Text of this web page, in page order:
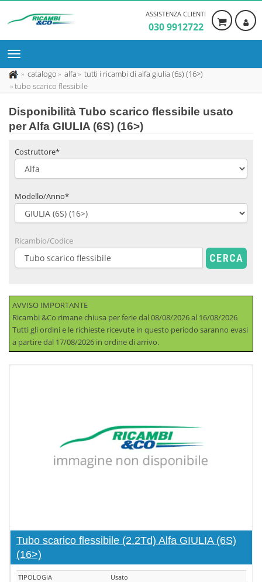
ASSISTENZA CLIENTI
030 9912722
catalogo alfa
tutti i ricambi di alfa giulia (6s) (16>)
tubo scarico flessibile
Disponibilità Tubo scarico flessibile usato
per Alfa GIULIA (6S) (16>)
Costruttore*
Modello/Anno*
Ricambio/Codice
CERCA
AVVISO IMPORTANTE
Ricambi &Co rimane chiusa per ferie dal 08/08/2026 al 16/08/2026
Tutti gli ordini e le richieste ricevute in questo periodo saranno evasi
a partire dal 17/08/2026 in ordine di arrivo.
Tubo scarico flessibile (2.2Td) Alfa GIULIA (6S)
(16>)
TIPOLOGIA
Usato